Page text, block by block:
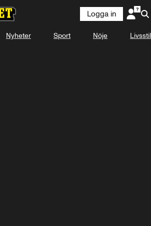
Laddar ...
Logga in
Nyheter Sport Nöje Livsstil